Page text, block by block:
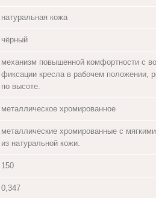
натуральная кожа
чёрный
механизм повышенной комфортности с
фиксации кресла в рабочем положении,
по высоте.
металлическое хромированное
металлические хромированные с
из натуральной кожи.
150
0,347